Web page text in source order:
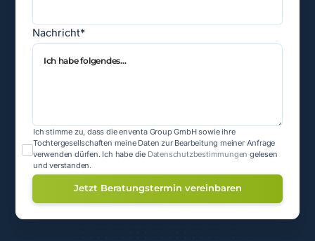
Nachricht*
Ich stimme zu, dass die enventa Group GmbH sowie ihre
Tochtergesellschaften meine Daten zur Bearbeitung meiner Anfrage
verwenden dürfen. Ich habe die Datenschutzbestimmungen gelesen
und verstanden.